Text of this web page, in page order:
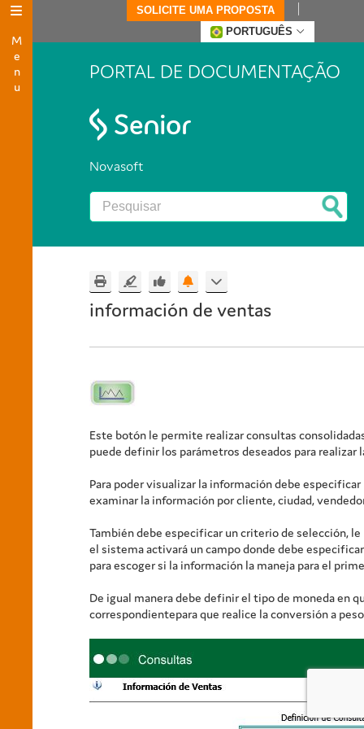
Menu
SOLICITE UMA PROPOSTA
PORTUGUÊS
PORTAL DE DOCUMENTAÇÃO
Novasoft
información de ventas
Este botón le permite realizar consultas
puede definir los parámetros deseados para realizar
Para poder visualizar la información debe
examinar la información por cliente, ciudad,
También debe especificar un criterio de selección,
el sistema activará un campo donde debe
para escoger si la información la maneja para el
De igual manera debe definir el tipo de moneda en
correspondientepara que realice la conversión a